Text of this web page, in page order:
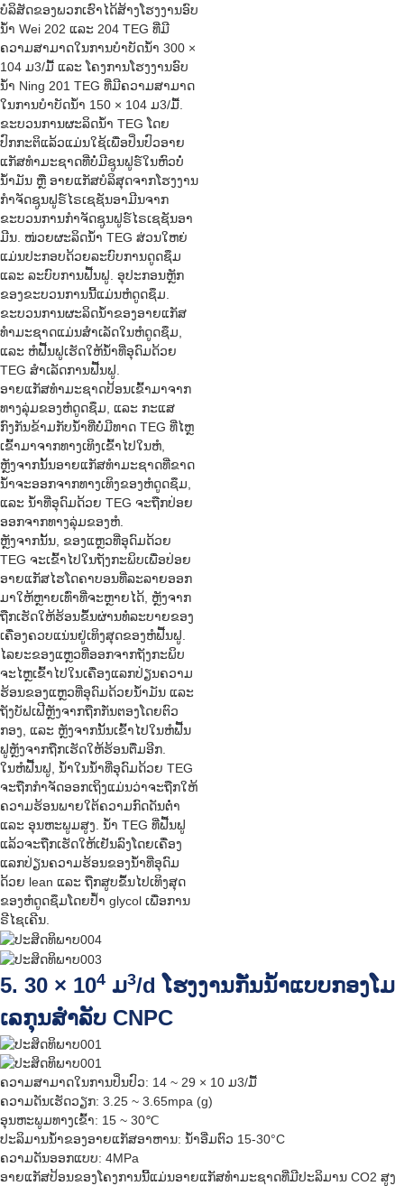
ບໍລິສັດຂອງພວກເຮົາໄດ້ສ້າງໂຮງງານອົບ
ນ້ຳ Wei 202 ແລະ 204 TEG ທີ່ມີ
ຄວາມສາມາດໃນການບຳບັດນ້ຳ 300 ×
104 ມ3/ມື້ ແລະ ໂຄງການໂຮງງານອົບ
ນ້ຳ Ning 201 TEG ທີ່ມີຄວາມສາມາດ
ໃນການບຳບັດນ້ຳ 150 × 104 ມ3/ມື້.
ຂະບວນການຜະລິດນ້ຳ TEG ໂດຍ
ປົກກະຕິແລ້ວແມ່ນໃຊ້ເພື່ອປິ່ນປົວອາຍ
ແກັສທຳມະຊາດທີ່ບໍ່ມີຊູນຟູຣ໌ໃນຫົວບໍ່
ນ້ຳມັນ ຫຼື ອາຍແກັສບໍລິສຸດຈາກໂຮງງານ
ກຳຈັດຊູນຟູຣ໌ໄຣເຊຊັນອາມີນຈາກ
ຂະບວນການກຳຈັດຊູນຟູຣ໌ໄຣເຊຊັນອາ
ມີນ. ໜ່ວຍຜະລິດນ້ຳ TEG ສ່ວນໃຫຍ່
ແມ່ນປະກອບດ້ວຍລະບົບການດູດຊຶມ
ແລະ ລະບົບການຟື້ນຟູ. ອຸປະກອນຫຼັກ
ຂອງຂະບວນການນີ້ແມ່ນຫໍດູດຊຶມ.
ຂະບວນການຜະລິດນ້ຳຂອງອາຍແກັສ
ທຳມະຊາດແມ່ນສຳເລັດໃນຫໍດູດຊຶມ,
ແລະ ຫໍຟື້ນຟູເຮັດໃຫ້ນ້ຳທີ່ອຸດົມດ້ວຍ
TEG ສຳເລັດການຟື້ນຟູ.
ອາຍແກັສທຳມະຊາດປ້ອນເຂົ້າມາຈາກ
ທາງລຸ່ມຂອງຫໍດູດຊຶມ, ແລະ ກະແສ
ກົງກັນຂ້າມກັບນ້ຳທີ່ບໍ່ມີທາດ TEG ທີ່ໄຫຼ
ເຂົ້າມາຈາກທາງເທິງເຂົ້າໄປໃນຫໍ,
ຫຼັງຈາກນັ້ນອາຍແກັສທຳມະຊາດທີ່ຂາດ
ນ້ຳຈະອອກຈາກທາງເທິງຂອງຫໍດູດຊຶມ,
ແລະ ນ້ຳທີ່ອຸດົມດ້ວຍ TEG ຈະຖືກປ່ອຍ
ອອກຈາກທາງລຸ່ມຂອງຫໍ.
ຫຼັງຈາກນັ້ນ, ຂອງແຫຼວທີ່ອຸດົມດ້ວຍ
TEG ຈະເຂົ້າໄປໃນຖັງກະພິບເພື່ອປ່ອຍ
ອາຍແກັສໄຮໂດຄາບອນທີ່ລະລາຍອອກ
ມາໃຫ້ຫຼາຍເທົ່າທີ່ຈະຫຼາຍໄດ້, ຫຼັງຈາກ
ຖືກເຮັດໃຫ້ຮ້ອນຂຶ້ນຜ່ານທໍ່ລະບາຍຂອງ
ເຄື່ອງຄວບແນ່ນຢູ່ເທິງສຸດຂອງຫໍຟື້ນຟູ.
ໄລຍະຂອງແຫຼວທີ່ອອກຈາກຖັງກະພິບ
ຈະໄຫຼເຂົ້າໄປໃນເຄື່ອງແລກປ່ຽນຄວາມ
ຮ້ອນຂອງແຫຼວທີ່ອຸດົມດ້ວຍນ້ຳມັນ ແລະ
ຖັງບັຟເຟີຫຼັງຈາກຖືກກັ່ນຕອງໂດຍຕົວ
ກອງ, ແລະ ຫຼັງຈາກນັ້ນເຂົ້າໄປໃນຫໍຟື້ນ
ຟູຫຼັງຈາກຖືກເຮັດໃຫ້ຮ້ອນຕື່ມອີກ.
ໃນຫໍຟື້ນຟູ, ນ້ຳໃນນ້ຳທີ່ອຸດົມດ້ວຍ TEG
ຈະຖືກກຳຈັດອອກເຖິງແມ່ນວ່າຈະຖືກໃຫ້
ຄວາມຮ້ອນພາຍໃຕ້ຄວາມກົດດັນຕ່ຳ
ແລະ ອຸນຫະພູມສູງ. ນ້ຳ TEG ທີ່ຟື້ນຟູ
ແລ້ວຈະຖືກເຮັດໃຫ້ເຢັນລົງໂດຍເຄື່ອງ
ແລກປ່ຽນຄວາມຮ້ອນຂອງນ້ຳທີ່ອຸດົມ
ດ້ວຍ lean ແລະ ຖືກສູບຂຶ້ນໄປເທິງສຸດ
ຂອງຫໍດູດຊຶມໂດຍປ້ຳ glycol ເພື່ອການ
ຣີໄຊເຄີນ.
5. 30 × 104 ມ3/d ໂຮງງານກັ່ນນ້ຳແບບກອງໂມ
ເລກຸນສຳລັບ CNPC
ຄວາມສາມາດໃນການປິ່ນປົວ: 14 ~ 29 × 10 ມ3/ມື້
ຄວາມດັນເຮັດວຽກ: 3.25 ~ 3.65mpa (g)
ອຸນຫະພູມທາງເຂົ້າ: 15 ~ 30℃
ປະລິມານນ້ຳຂອງອາຍແກັສອາຫານ: ນ້ຳອີ່ມຕົວ 15-30°C
ຄວາມດັນອອກແບບ: 4MPa
ອາຍແກັສປ້ອນຂອງໂຄງການນີ້ແມ່ນອາຍແກັສທຳມະຊາດທີ່ມີປະລິມານ CO2 ສູງ